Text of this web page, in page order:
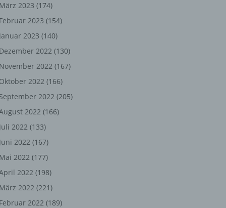
März 2023 (174)
Februar 2023 (154)
Januar 2023 (140)
Dezember 2022 (130)
November 2022 (167)
Oktober 2022 (166)
September 2022 (205)
2022 (166)
Juli 2022 (133)
Juni 2022 (167)
Mai 2022 (177)
2022 (198)
März 2022 (221)
Februar 2022 (189)
oder